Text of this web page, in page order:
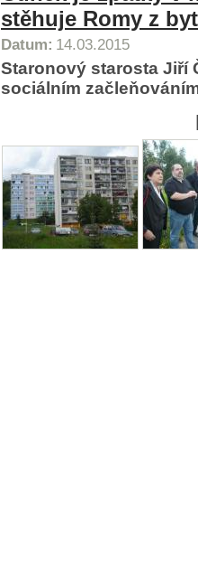
stěhuje Romy z
Datum: 14.03.2015
Staronový starosta Jiří
sociálním